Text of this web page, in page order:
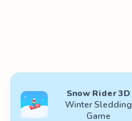
Snow Rider 3D
Winter Sledding
Game